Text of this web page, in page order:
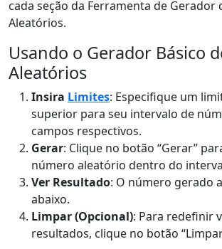
cada seção da Ferramenta de Gerador
Aleatórios.
Usando o Gerador Básico
Aleatórios
Insira Limites: Especifique um
superior para seu intervalo de
campos respectivos.
Gerar: Clique no botão “Gerar”
número aleatório dentro do
Ver Resultado: O número gerado
abaixo.
Limpar (Opcional): Para redefinir
resultados, clique no botão